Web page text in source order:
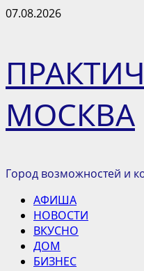
Перейти
07.08.2026
МОСКВА
Город возможностей и
Основное
меню
АФИША
НОВОСТИ
ВКУСНО
ДОМ
БИЗНЕС